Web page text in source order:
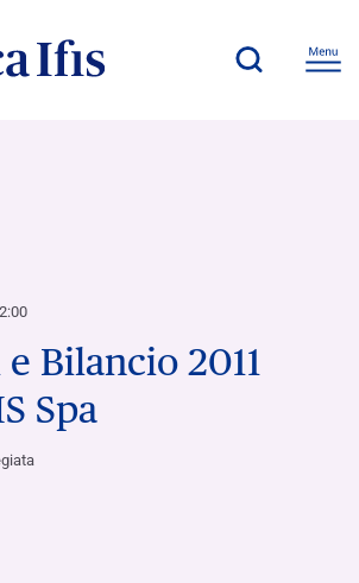
Bilancio 2011
Spa